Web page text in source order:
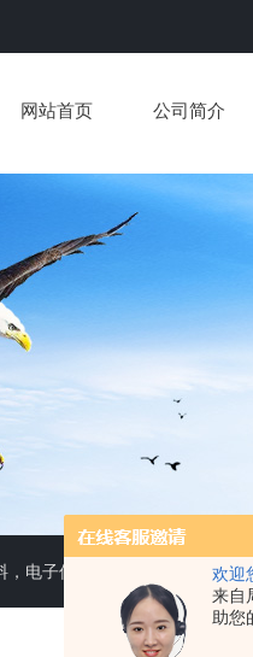
欢迎
来自
助您
网站首页 公司简介
电子仪器仪表